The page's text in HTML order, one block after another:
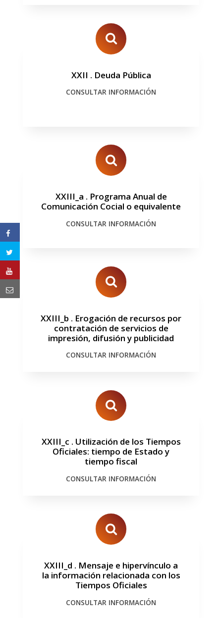
XXII . Deuda Pública
CONSULTAR INFORMACIÓN
XXIII_a . Programa Anual de
Comunicación Cocial o equivalente
CONSULTAR INFORMACIÓN
XXIII_b . Erogación de recursos por
contratación de servicios de
impresión, difusión y publicidad
CONSULTAR INFORMACIÓN
XXIII_c . Utilización de los Tiempos
Oficiales: tiempo de Estado y
tiempo fiscal
CONSULTAR INFORMACIÓN
XXIII_d . Mensaje e hipervínculo a
la información relacionada con los
Tiempos Oficiales
CONSULTAR INFORMACIÓN